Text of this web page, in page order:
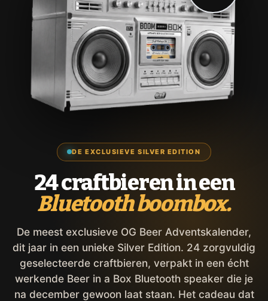
DE EXCLUSIEVE SILVER EDITION
24 craftbieren in een
Bluetooth boombox.
De meest exclusieve OG Beer Adventskalender,
dit jaar in een unieke Silver Edition. 24 zorgvuldig
geselecteerde craftbieren, verpakt in een écht
werkende Beer in a Box Bluetooth speaker die je
na december gewoon laat staan. Het cadeau dat